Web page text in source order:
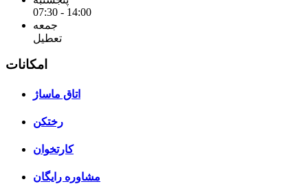
07:30 - 14:00
جمعه
تعطیل
امکانات
اتاق ماساژ
رختکن
کارتخوان
مشاوره رایگان